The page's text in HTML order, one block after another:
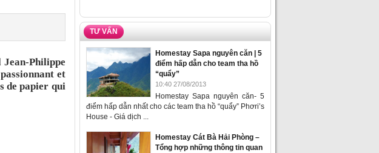
Philippe
et
de papier qui
TƯ VẤN
Homestay Sapa nguyên căn | 5
điểm hấp dẫn cho team tha hồ
“quẩy”
10:40 27/08/2013
Homestay Sapa nguyên căn- 5
điểm hấp dẫn nhất cho các team tha hồ “quẩy” Phơri’s
House - Giá dịch ...
Homestay Cát Bà Hải Phòng –
Tổng hợp những thông tin quan